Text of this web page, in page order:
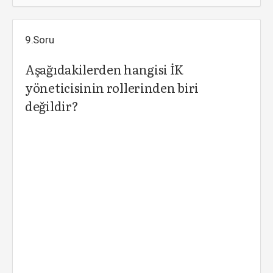
9.Soru
Aşağıdakilerden hangisi İK
yöneticisinin rollerinden biri
değildir?